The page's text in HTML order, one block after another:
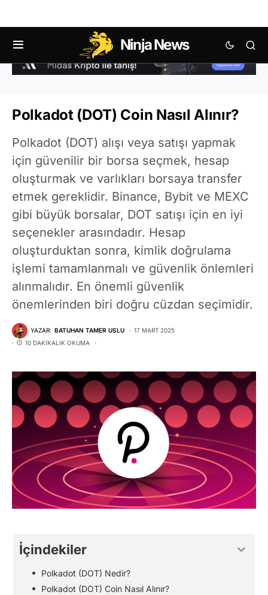
Ninja News
Polkadot (DOT) Coin Nasıl Alınır?
Polkadot (DOT) alışı veya satışı yapmak
için güvenilir bir borsa seçmek, hesap
oluşturmak ve varlıkları borsaya transfer
etmek gereklidir. Binance, Bybit ve MEXC
gibi büyük borsalar, DOT satışı için en iyi
seçenekler arasındadır. Hesap
oluşturduktan sonra, kimlik doğrulama
işlemi tamamlanmalı ve güvenlik önlemleri
alınmalıdır. En önemli güvenlik
önemlerinden biri doğru cüzdan seçimidir.
YAZAR: BATUHAN TAMER USLU
17 MART 2025
10 DAKIKALIK OKUMA
İçindekiler
Polkadot (DOT) Nedir?
Polkadot (DOT) Coin Nasıl Alınır?